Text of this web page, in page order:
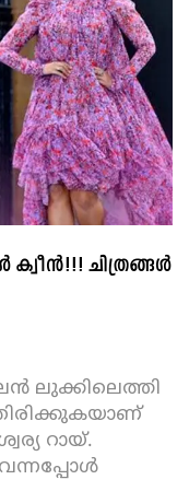
ക്വീന്‍!!! ചിത്രങ്ങള്‍
ലുക്കിലെത്തി
റായ്.